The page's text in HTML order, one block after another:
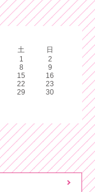
土
日
1
2
8
9
15
16
22
23
29
30